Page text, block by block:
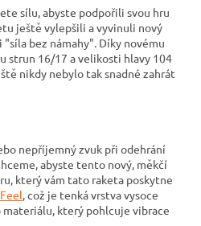
sílu, abyste podpořili svou hru
ještě vylepšili a vyvinuli nový
bez námahy". Díky novému
strun 16/17 a velikosti hlavy 104
nikdy nebylo tak snadné zahrát
nepříjemný zvuk při odehrání
abyste tento nový, měkčí
který vám tato raketa poskytne
, což je tenká vrstva vysoce
který pohlcuje vibrace